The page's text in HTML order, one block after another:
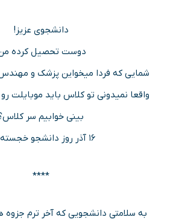
دانشجوی عزیز!
دوست تحصیل کرده
شمایی که فردا میخواین پزشک و
واقعا نمیدونی تو کلاس باید موبایلت
بینی خوابیم سر
۱۶ آذر روز دانشجو خجسته باد
****
به سلامتی دانشجویی که آخر ترم